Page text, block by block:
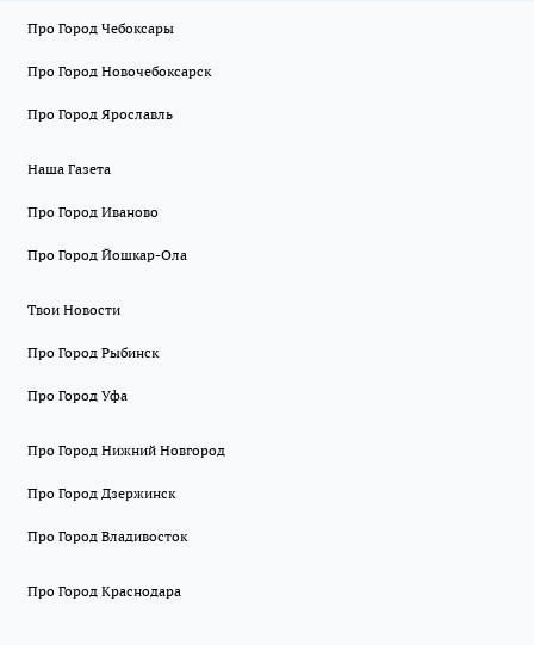
Про Город Чебоксары
Про Город Новочебоксарск
Про Город Ярославль
Наша Газета
Про Город Иваново
Про Город Йошкар-Ола
Твои Новости
Про Город Рыбинск
Про Город Уфа
Про Город Нижний Новгород
Про Город Дзержинск
Про Город Владивосток
Про Город Краснодара